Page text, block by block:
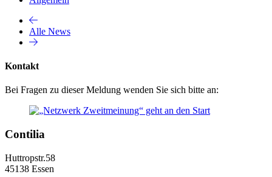
Alle News
Kontakt
Bei Fragen zu dieser Meldung wenden Sie sich bitte an:
Contilia
Huttropstr.58
45138 Essen